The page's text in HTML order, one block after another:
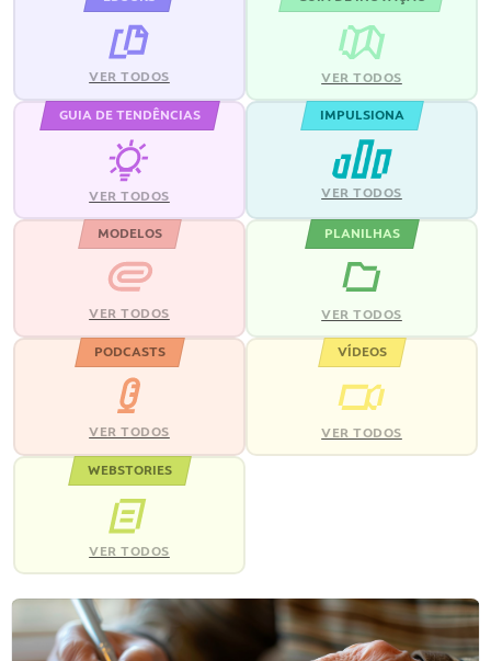
VER TODOS VER TODOS
GUIA DE TENDÊNCIAS
VER TODOS
IMPULSIONA
VER TODOS
MODELOS
VER TODOS
PLANILHAS
VER TODOS
PODCASTS
VER TODOS
VÍDEOS
VER TODOS
WEBSTORIES
VER TODOS